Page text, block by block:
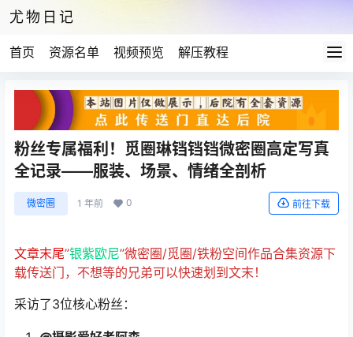
尤物日记
首页 资源名单 视频预览 解压教程
粉丝专属福利！觅圈琳铛铛铛微密圈高定写真
全记录——服装、场景、情绪全剖析
微密圈 1 年前 0 前往下载
文章末尾”银紫欧尼”微密圈/觅圈/铁粉空间作品合集资源下
载传送门，不想等的兄弟可以快速划到文末！
采访了3位核心粉丝：